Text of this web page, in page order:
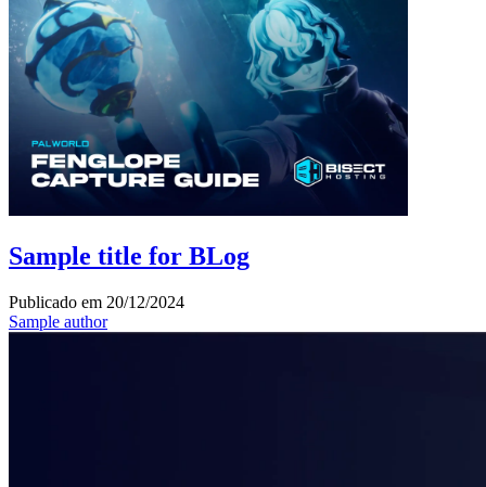
Sample title for BLog
Publicado em 20/12/2024
Sample author